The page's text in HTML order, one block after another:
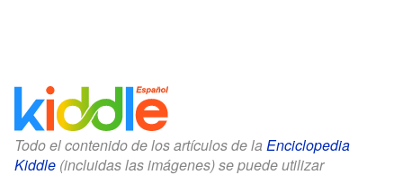
Todo el contenido de los artículos de la Enciclopedia
Kiddle (incluidas las imágenes) se puede utilizar